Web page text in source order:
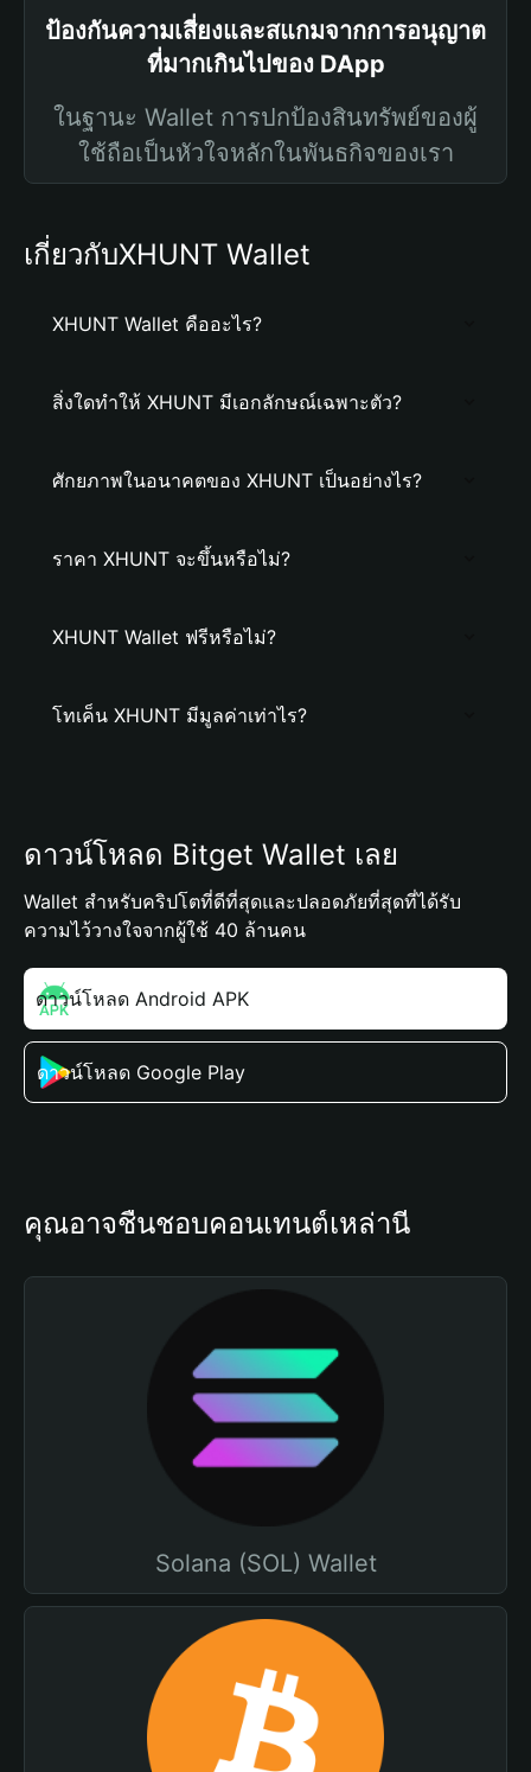
ป้องกันความเสี่ยงและสแกมจากการอนุญาต
ที่มากเกินไปของ DApp
ในฐานะ Wallet การปกป้องสินทรัพย์ของผู้
ใช้ถือเป็นหัวใจหลักในพันธกิจของเรา
เกี่ยวกับXHUNT Wallet
XHUNT Wallet คืออะไร?
สิ่งใดทำให้ XHUNT มีเอกลักษณ์เฉพาะตัว?
ศักยภาพในอนาคตของ XHUNT เป็นอย่างไร?
ราคา XHUNT จะขึ้นหรือไม่?
XHUNT Wallet ฟรีหรือไม่?
โทเค็น XHUNT มีมูลค่าเท่าไร?
ดาวน์โหลด Bitget Wallet เลย
Wallet สำหรับคริปโตที่ดีที่สุดและปลอดภัยที่สุดที่ได้รับ
ความไว้วางใจจากผู้ใช้ 40 ล้านคน
ดาวน์โหลด Android APK
ดาวน์โหลด Google Play
คุณอาจชื่นชอบคอนเทนต์เหล่านี้
Solana (SOL) Wallet